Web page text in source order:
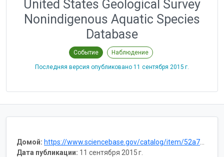
United States Geological Survey
Nonindigenous Aquatic Species
Database
Событие Наблюдение
Последняя версия опубликовано 11 сентября 2015 г.
Домой: https://www.sciencebase.gov/catalog/item/52a7514de4b0de1a6d2dd04d
Дата публикации: 11 сентября 2015 г.